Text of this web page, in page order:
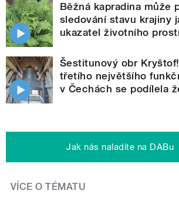
Běžná kapradina může
sledování stavu krajiny
ukazatel životního
Šestitunový obr
třetího největšího
v Čechách se podílela
Jak nás naladíte na DABu
VÍCE O TÉMATU